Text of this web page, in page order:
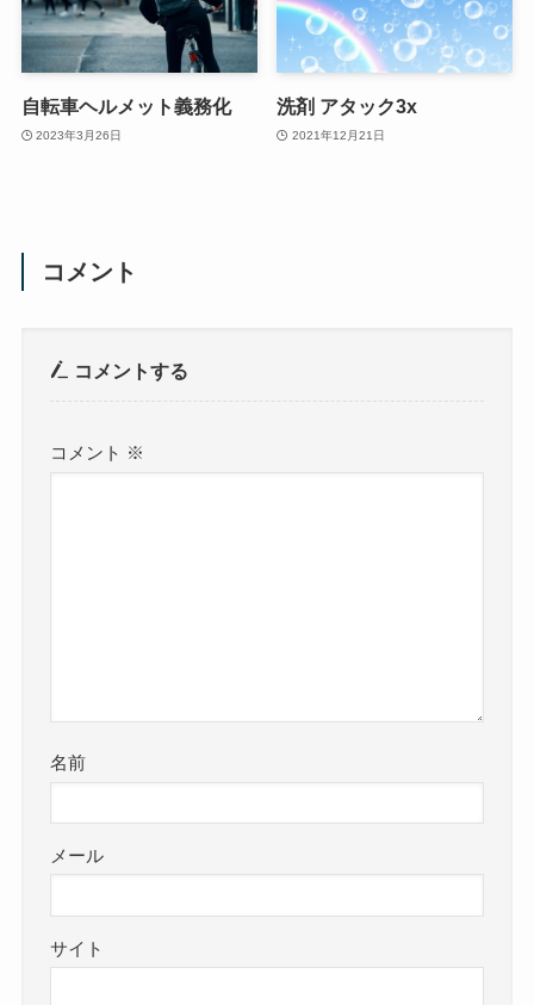
自転車ヘルメット義務化
2023年3月26日
洗剤 アタック3x
2021年12月21日
コメント
コメントする
コメント ※
名前
メール
サイト